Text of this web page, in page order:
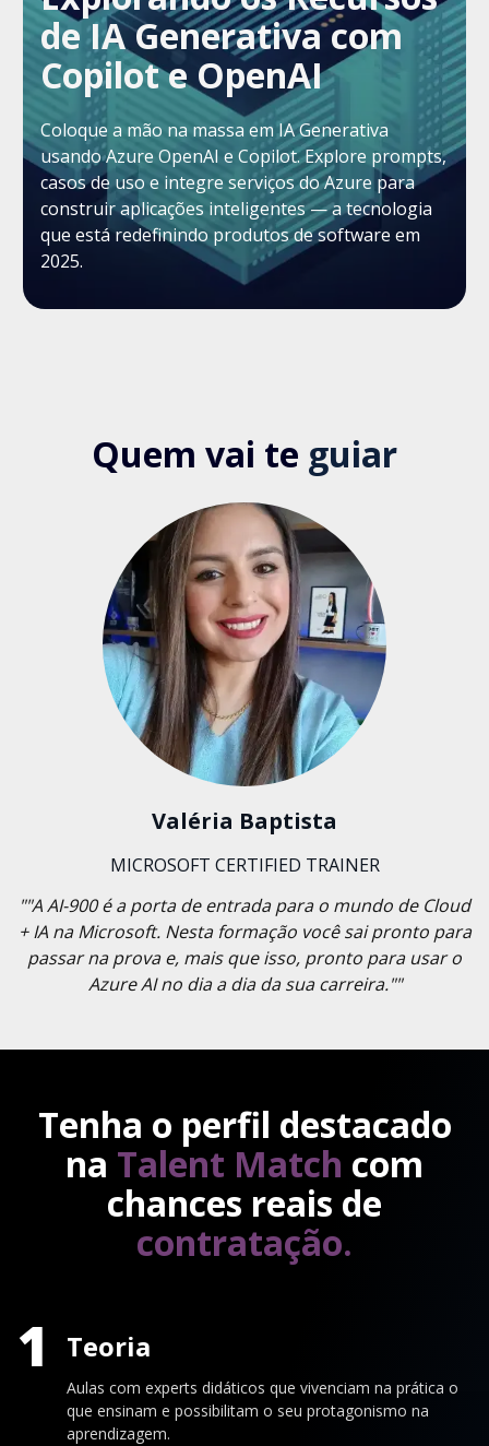
de IA Generativa com
Copilot e OpenAI
Coloque a mão na massa em IA Generativa
usando Azure OpenAI e Copilot. Explore prompts,
casos de uso e integre serviços do Azure para
construir aplicações inteligentes — a tecnologia
que está redefinindo produtos de software em
2025.
Quem vai te guiar
Valéria Baptista
MICROSOFT CERTIFIED TRAINER
""A AI-900 é a porta de entrada para o mundo de Cloud
+ IA na Microsoft. Nesta formação você sai pronto para
passar na prova e, mais que isso, pronto para usar o
Azure AI no dia a dia da sua carreira.""
Tenha o perfil destacado
na Talent Match com
chances reais de
contratação.
1 Teoria
Aulas com experts didáticos que vivenciam na prática o
que ensinam e possibilitam o seu protagonismo na
aprendizagem.